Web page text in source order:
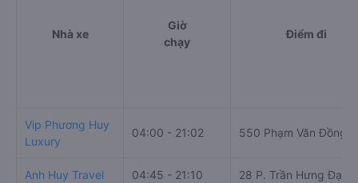
Nhà xe
Giờ
chạy
Điểm đi
Vip Phương Huy
Luxury
04:00 - 21:02 550 Phạm Văn Đồng
Anh Huy Travel 04:45 - 21:10 28 P. Trần Hưng Đạo